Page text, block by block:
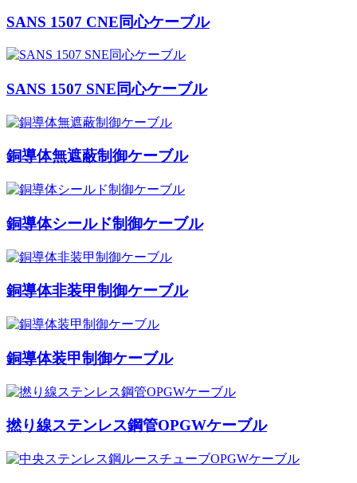
SANS 1507 CNE同心ケーブル
SANS 1507 SNE同心ケーブル
銅導体無遮蔽制御ケーブル
銅導体シールド制御ケーブル
銅導体非装甲制御ケーブル
銅導体装甲制御ケーブル
撚り線ステンレス鋼管OPGWケーブル